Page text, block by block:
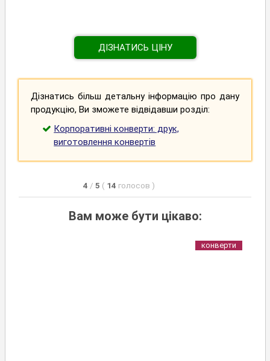
ДІЗНАТИСЬ ЦІНУ
Дізнатись більш детальну інформацію про дану
продукцію, Ви зможете відвідавши розділ:
Корпоративні конверти: друк,
виготовлення конвертів
4 / 5 ( 14 голосов )
Вам може бути цікаво:
конверти